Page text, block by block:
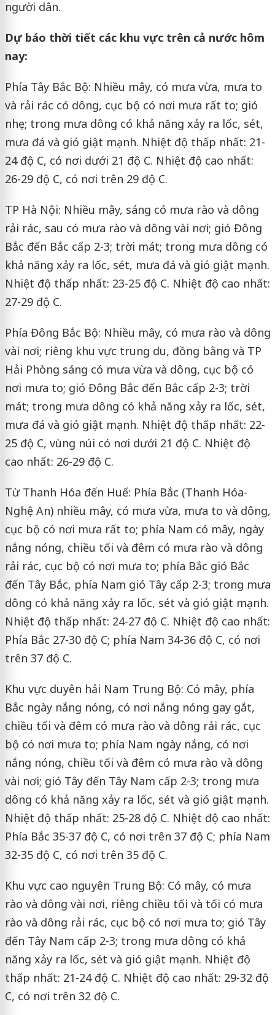
người dân.
Dự báo thời tiết các khu vực trên cả nước hôm
nay:
Phía Tây Bắc Bộ: Nhiều mây, có mưa vừa, mưa to
và rải rác có dông, cục bộ có nơi mưa rất to; gió
nhẹ; trong mưa dông có khả năng xảy ra lốc, sét,
mưa đá và gió giật mạnh. Nhiệt độ thấp nhất: 21-
24 độ C, có nơi dưới 21 độ C. Nhiệt độ cao nhất:
26-29 độ C, có nơi trên 29 độ C.
TP Hà Nội: Nhiều mây, sáng có mưa rào và dông
rải rác, sau có mưa rào và dông vài nơi; gió Đông
Bắc đến Bắc cấp 2-3; trời mát; trong mưa dông có
khả năng xảy ra lốc, sét, mưa đá và gió giật mạnh.
Nhiệt độ thấp nhất: 23-25 độ C. Nhiệt độ cao nhất:
27-29 độ C.
Phía Đông Bắc Bộ: Nhiều mây, có mưa rào và dông
vài nơi; riêng khu vực trung du, đồng bằng và TP
Hải Phòng sáng có mưa vừa và dông, cục bộ có
nơi mưa to; gió Đông Bắc đến Bắc cấp 2-3; trời
mát; trong mưa dông có khả năng xảy ra lốc, sét,
mưa đá và gió giật mạnh. Nhiệt độ thấp nhất: 22-
25 độ C, vùng núi có nơi dưới 21 độ C. Nhiệt độ
cao nhất: 26-29 độ C.
Từ Thanh Hóa đến Huế: Phía Bắc (Thanh Hóa-
Nghệ An) nhiều mây, có mưa vừa, mưa to và dông,
cục bộ có nơi mưa rất to; phía Nam có mây, ngày
nắng nóng, chiều tối và đêm có mưa rào và dông
rải rác, cục bộ có nơi mưa to; phía Bắc gió Bắc
đến Tây Bắc, phía Nam gió Tây cấp 2-3; trong mưa
dông có khả năng xảy ra lốc, sét và gió giật mạnh.
Nhiệt độ thấp nhất: 24-27 độ C. Nhiệt độ cao nhất:
Phía Bắc 27-30 độ C; phía Nam 34-36 độ C, có nơi
trên 37 độ C.
Khu vực duyên hải Nam Trung Bộ: Có mây, phía
Bắc ngày nắng nóng, có nơi nắng nóng gay gắt,
chiều tối và đêm có mưa rào và dông rải rác, cục
bộ có nơi mưa to; phía Nam ngày nắng, có nơi
nắng nóng, chiều tối và đêm có mưa rào và dông
vài nơi; gió Tây đến Tây Nam cấp 2-3; trong mưa
dông có khả năng xảy ra lốc, sét và gió giật mạnh.
Nhiệt độ thấp nhất: 25-28 độ C. Nhiệt độ cao nhất:
Phía Bắc 35-37 độ C, có nơi trên 37 độ C; phía Nam
32-35 độ C, có nơi trên 35 độ C.
Khu vực cao nguyên Trung Bộ: Có mây, có mưa
rào và dông vài nơi, riêng chiều tối và tối có mưa
rào và dông rải rác, cục bộ có nơi mưa to; gió Tây
đến Tây Nam cấp 2-3; trong mưa dông có khả
năng xảy ra lốc, sét và gió giật mạnh. Nhiệt độ
thấp nhất: 21-24 độ C. Nhiệt độ cao nhất: 29-32 độ
C, có nơi trên 32 độ C.